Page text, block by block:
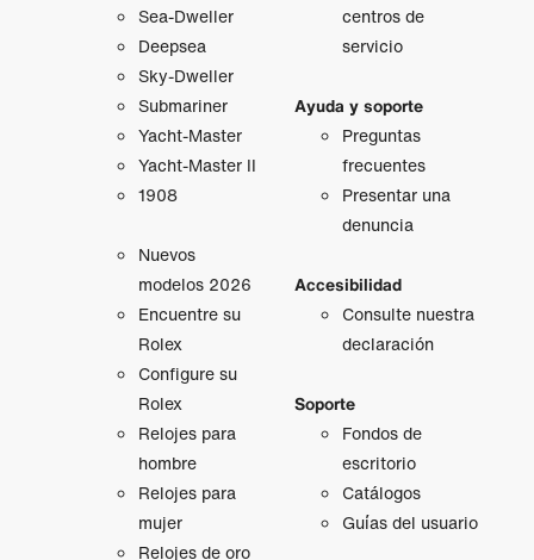
Sea-Dweller
Deepsea
Sky-Dweller
Submariner
Yacht-Master
Yacht-Master II
1908
Nuevos
modelos 2026
Encuentre su
Rolex
Configure su
Rolex
Relojes para
hombre
Relojes para
mujer
Relojes de oro
centros de
servicio
Ayuda y soporte
Preguntas
frecuentes
Presentar una
denuncia
Accesibilidad
Consulte nuestra
declaración
Soporte
Fondos de
escritorio
Catálogos
Guías del usuario